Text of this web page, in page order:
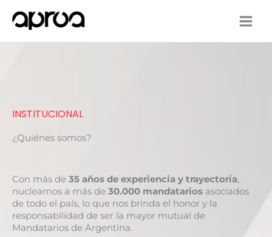
contenido
INSTITUCIONAL
¿Quiénes somos?
Con más de 35 años de experiencia y trayectoria,
nucleamos a más de 30.000 mandatarios asociados
de todo el país, lo que nos brinda el honor y la
responsabilidad de ser la mayor mutual de
Mandatarios de Argentina.